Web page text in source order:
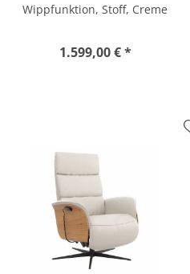
Wippfunktion, Stoff, Creme
1.599,00 € *